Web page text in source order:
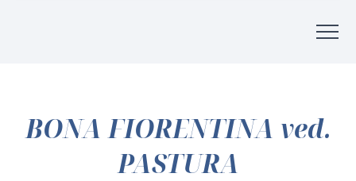
BONA FIORENTINA ved.
PASTURA